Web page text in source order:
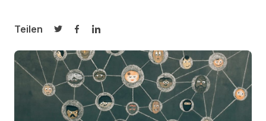
Teilen
Auf Twitter teilen
Auf Facebook teilen
Auf LinkedIn teilen